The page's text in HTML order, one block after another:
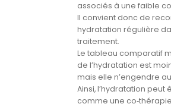
associés à une faible
Il convient donc de
hydratation régulière
traitement.
Le tableau comparatif
de l’hydratation est
mais elle n’engendre
Ainsi, l’hydratation peut
comme une